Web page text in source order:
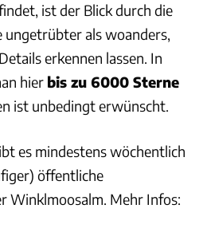
ist der Blick durch die
ungetrübter als woanders,
erkennen lassen. In
hier bis zu 6000 Sterne
ist unbedingt erwünscht.
es mindestens wöchentlich
öffentliche
Winklmoosalm. Mehr Infos: